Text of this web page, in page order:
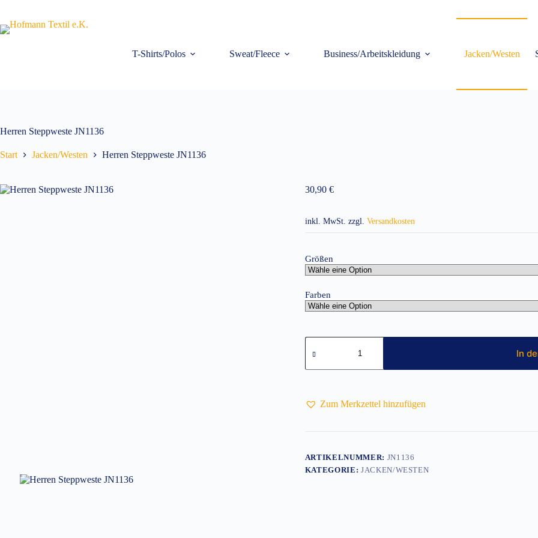
springen
T-Shirts/Polos Sweat/Fleece Business/Arbeitskleidung Jacken/Westen
Herren Steppweste JN1136
Start Jacken/Westen Herren Steppweste JN1136
30,90 €
inkl. MwSt. zzgl. Versandkosten
Größen
Farben
Herren
Steppweste
Menge
In
Zum Merkzettel hinzufügen
ARTIKELNUMMER: JN1136
KATEGORIE: JACKEN/WESTEN